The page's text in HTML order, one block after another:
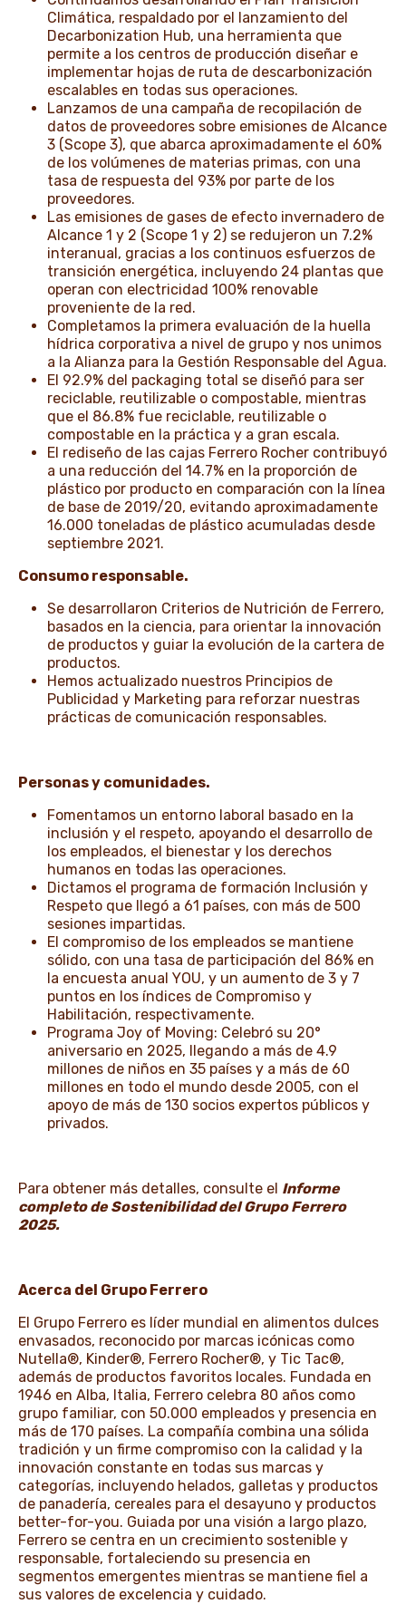
Climática, respaldado por el lanzamiento del
Decarbonization Hub, una herramienta que
permite a los centros de producción diseñar e
implementar hojas de ruta de descarbonización
escalables en todas sus operaciones.
Lanzamos de una campaña de recopilación de
datos de proveedores sobre emisiones de Alcance
3 (Scope 3), que abarca aproximadamente el 60%
de los volúmenes de materias primas, con una
tasa de respuesta del 93% por parte de los
proveedores.
Las emisiones de gases de efecto invernadero de
Alcance 1 y 2 (Scope 1 y 2) se redujeron un 7.2%
interanual, gracias a los continuos esfuerzos de
transición energética, incluyendo 24 plantas que
operan con electricidad 100% renovable
proveniente de la red.
Completamos la primera evaluación de la huella
hídrica corporativa a nivel de grupo y nos unimos
a la Alianza para la Gestión Responsable del Agua.
El 92.9% del packaging total se diseñó para ser
reciclable, reutilizable o compostable, mientras
que el 86.8% fue reciclable, reutilizable o
compostable en la práctica y a gran escala.
El rediseño de las cajas Ferrero Rocher contribuyó
a una reducción del 14.7% en la proporción de
plástico por producto en comparación con la línea
de base de 2019/20, evitando aproximadamente
16.000 toneladas de plástico acumuladas desde
septiembre 2021.
Consumo responsable.
Se desarrollaron Criterios de Nutrición de Ferrero,
basados en la ciencia, para orientar la innovación
de productos y guiar la evolución de la cartera de
productos.
Hemos actualizado nuestros Principios de
Publicidad y Marketing para reforzar nuestras
prácticas de comunicación responsables.
Personas y comunidades.
Fomentamos un entorno laboral basado en la
inclusión y el respeto, apoyando el desarrollo de
los empleados, el bienestar y los derechos
humanos en todas las operaciones.
Dictamos el programa de formación Inclusión y
Respeto que llegó a 61 países, con más de 500
sesiones impartidas.
El compromiso de los empleados se mantiene
sólido, con una tasa de participación del 86% en
la encuesta anual YOU, y un aumento de 3 y 7
puntos en los índices de Compromiso y
Habilitación, respectivamente.
Programa Joy of Moving: Celebró su 20°
aniversario en 2025, llegando a más de 4.9
millones de niños en 35 países y a más de 60
millones en todo el mundo desde 2005, con el
apoyo de más de 130 socios expertos públicos y
privados.
Para obtener más detalles, consulte el Informe
completo de Sostenibilidad del Grupo Ferrero
2025.
Acerca del Grupo Ferrero
El Grupo Ferrero es líder mundial en alimentos dulces
envasados, reconocido por marcas icónicas como
Nutella®, Kinder®, Ferrero Rocher®, y Tic Tac®,
además de productos favoritos locales. Fundada en
1946 en Alba, Italia, Ferrero celebra 80 años como
grupo familiar, con 50.000 empleados y presencia en
más de 170 países. La compañía combina una sólida
tradición y un firme compromiso con la calidad y la
innovación constante en todas sus marcas y
categorías, incluyendo helados, galletas y productos
de panadería, cereales para el desayuno y productos
better-for-you. Guiada por una visión a largo plazo,
Ferrero se centra en un crecimiento sostenible y
responsable, fortaleciendo su presencia en
segmentos emergentes mientras se mantiene fiel a
sus valores de excelencia y cuidado.